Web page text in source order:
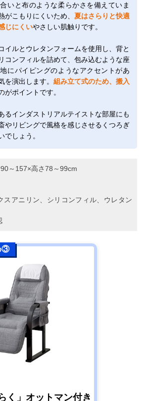
いと布のような柔らかさを備えていま
がこもりにくいため、 夏はさらりと快適
じにくいやさしい肌触りです。
イルとウレタンフォームを使用し、背と
コンフィルを詰めて、包み込むような座
にパイピングのようなアクセントがあ
を演出します。 組み立て式のため、搬入
がポイントです。
るインダストリアルテイストな部屋にも
やリビングで風格を感じさせるくつろぎ
でしょう。
～157×高さ78～99cm
スアニリン、シリコンフィル、ウレタン
③
く」オットマン付き